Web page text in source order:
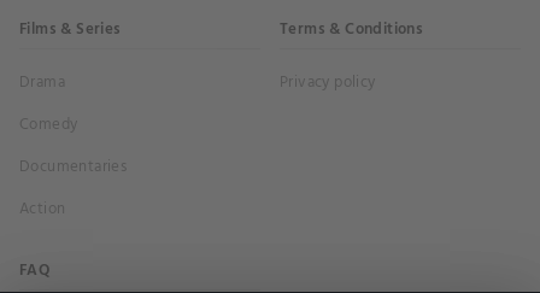
Films & Series
Drama
Comedy
Documentaries
Action
Terms & Conditions
Privacy policy
FAQ